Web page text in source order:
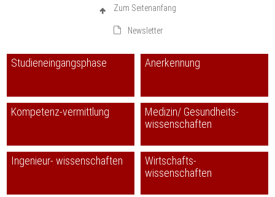
Zum Seitenanfang
Newsletter
Studieneingangsphase Anerkennung
Kompetenz-vermittlung
Medizin/ Gesundheits-
wissenschaften
Ingenieur- wissenschaften
Wirtschafts-
wissenschaften